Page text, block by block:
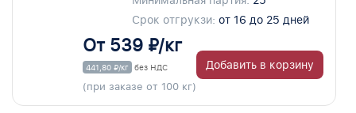
Срок отгрукзи: от 16 до 25 дней
От 539 ₽/кг
441,80 ₽/кг без НДС
(при заказе от 100 кг)
Добавить в корзину